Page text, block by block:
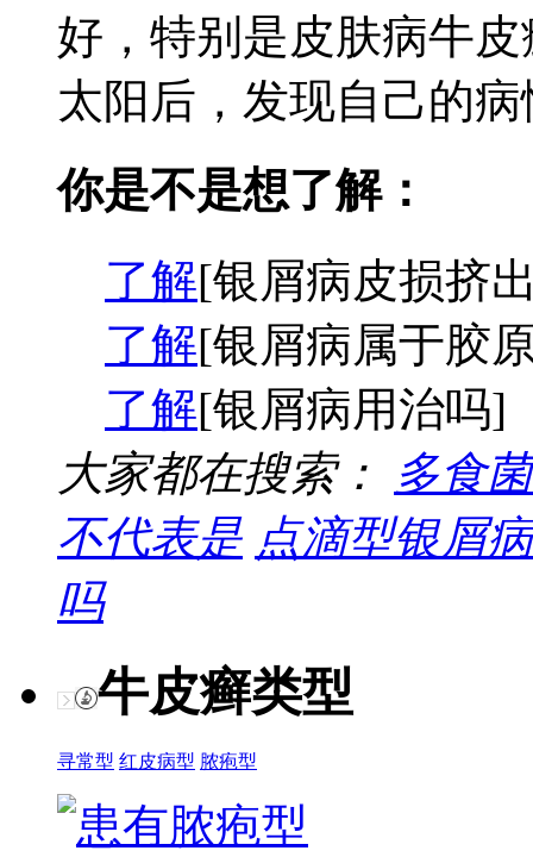
好，特别是皮肤病牛
太阳后，发现自己的
你是不是想了解：
了解[银屑病皮损挤
了解[银屑病属于胶
了解[银屑病用治吗]
大家都在搜索：
多食
不代表是 点滴型银屑
吗
牛皮癣类型
寻常型 红皮病型 脓疱型